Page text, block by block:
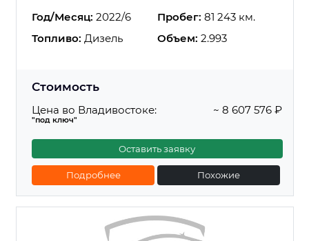
Год/Месяц: 2022/6 Пробег: 81 243 км.
Топливо: Дизель Объем: 2.993
Стоимость
Цена во Владивостоке:
"под ключ"
~ 8 607 576 ₽
Оставить заявку
Подробнее Похожие